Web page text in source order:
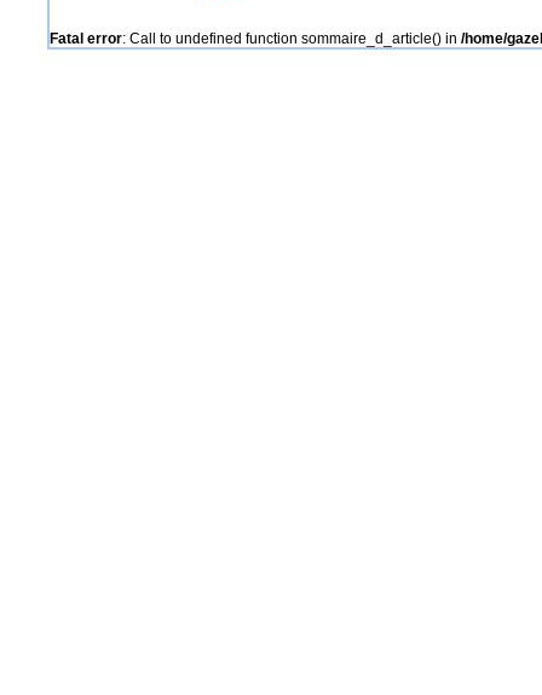
Fatal error: Call to undefined function sommaire_d_article() in /home/